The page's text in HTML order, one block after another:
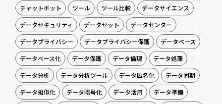
チャットボット
ツール ツール比較
データサイエンス
データセキュリティ
データセット
データセンター
データプライバシー
データプライバシー保護
データベース
データベース化
データ保護 データ倫理
データ処理
データ分析
データ分析ツール データ匿名化
データ同期
データ擬似化
データ暗号化 データ活用
データ準備